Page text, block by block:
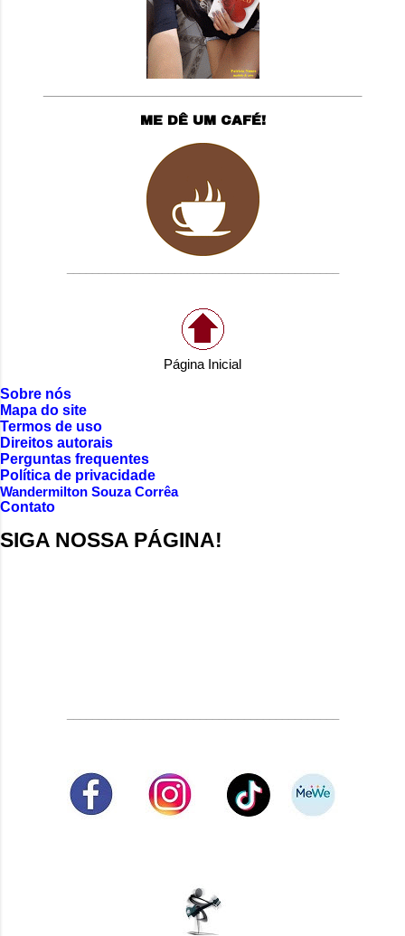
ME DÊ UM CAFÉ!
Página Inicial
Sobre nós
Mapa do site
Termos de uso
Direitos autorais
Perguntas frequentes
Política de privacidade
Wandermilton Souza Corrêa
Contato
SIGA NOSSA PÁGINA!